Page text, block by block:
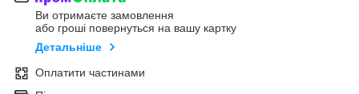
Ви отримаєте замовлення
або гроші повернуться на вашу картку
Детальніше
Оплатити частинами